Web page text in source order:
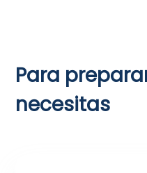
Para
necesitas